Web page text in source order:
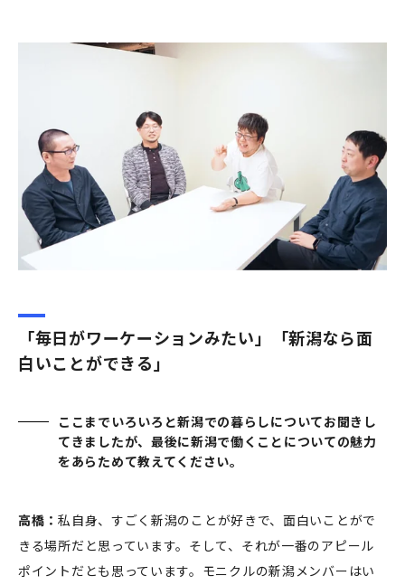
「毎日がワーケーションみたい」「新潟なら面
白いことができる」
ここまでいろいろと新潟での暮らしについてお聞きし
てきましたが、最後に新潟で働くことについての魅力
をあらためて教えてください。
高橋：私自身、すごく新潟のことが好きで、面白いことがで
きる場所だと思っています。そして、それが一番のアピール
ポイントだとも思っています。モニクルの新潟メンバーはい